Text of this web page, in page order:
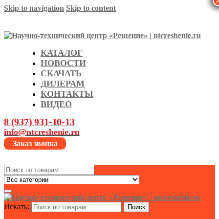
Skip to navigation Skip to content
КАТАЛОГ
НОВОСТИ
СКАЧАТЬ
ДИЛЕРАМ
КОНТАКТЫ
ВИДЕО
8 (937) 931-10-13
info@ntcreshenie.ru
Заказ звонка
Search
for:
Искать: Поиск